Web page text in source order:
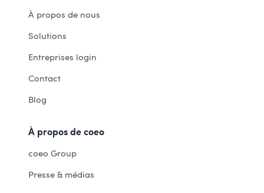
À propos de nous
Solutions
Entreprises login
Contact
Blog
À propos de coeo
coeo Group
Presse & médias